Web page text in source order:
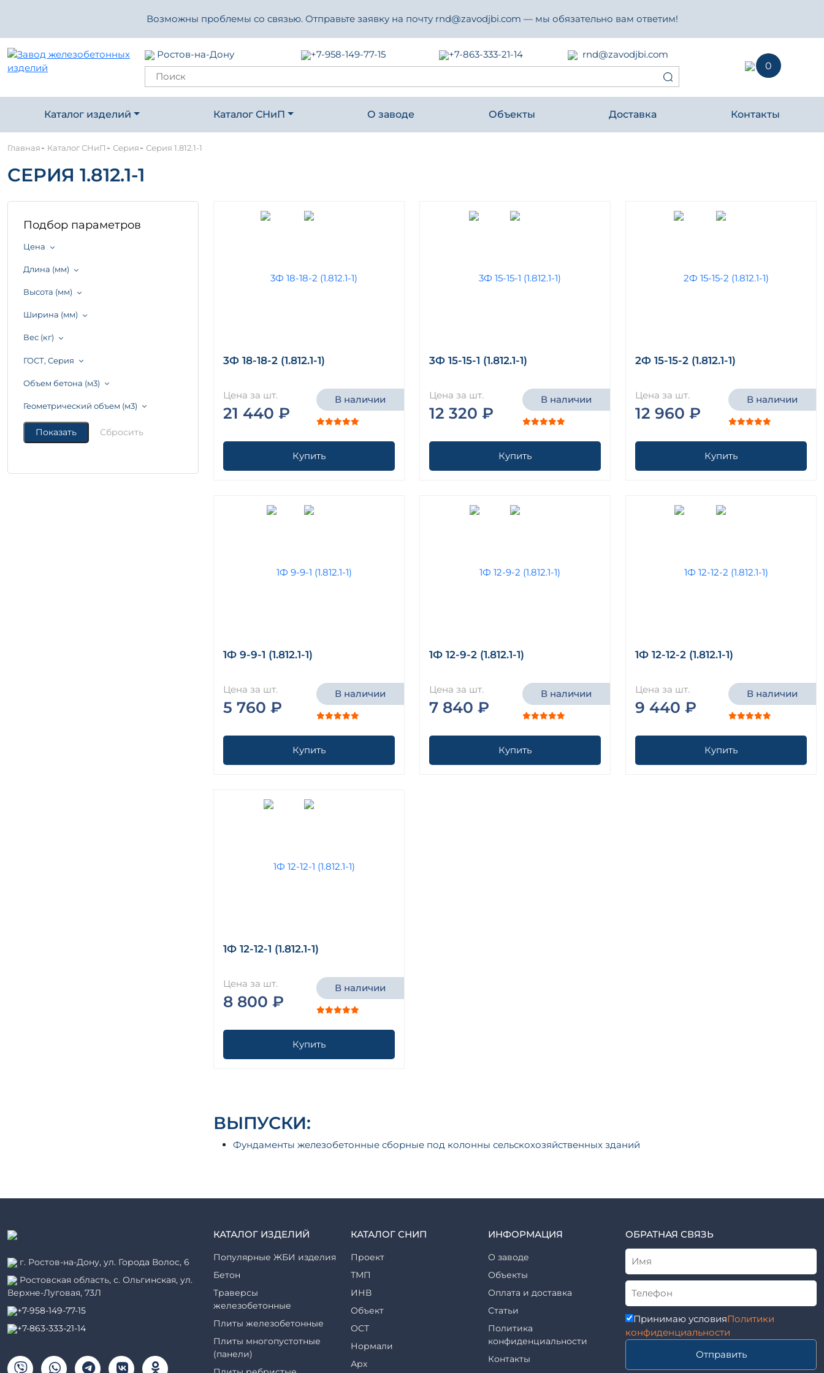
Возможны проблемы со связью. Отправьте заявку на почту rnd@zavodjbi.com — мы обязательно вам ответим!
Ростов-на-Дону +7-958-149-77-15 +7-863-333-21-14
rnd@zavodjbi.com
0
Каталог изделий Каталог СНиП О заводе Объекты Доставка Контакты
Главная- Каталог СНиП - Серия- Серия 1.812.1-1
СЕРИЯ 1.812.1-1
Подбор параметров
Цена
Длина (мм)
Высота (мм)
Ширина (мм)
Вес (кг)
ГОСТ, Серия
Объем бетона (м3)
Геометрический объем (м3)
3Ф 18-18-2 (1.812.1-1)
Цена за шт.
21 440 ₽
В наличии
Купить
3Ф 15-15-1 (1.812.1-1)
Цена за шт.
12 320 ₽
В наличии
Купить
2Ф 15-15-2 (1.812.1-1)
Цена за шт.
12 960 ₽
В наличии
Купить
1Ф 9-9-1 (1.812.1-1)
Цена за шт.
5 760 ₽
В наличии
Купить
1Ф 12-9-2 (1.812.1-1)
Цена за шт.
7 840 ₽
В наличии
Купить
1Ф 12-12-2 (1.812.1-1)
Цена за шт.
9 440 ₽
В наличии
Купить
1Ф 12-12-1 (1.812.1-1)
Цена за шт.
8 800 ₽
В наличии
Купить
ВЫПУСКИ:
Фундаменты железобетонные сборные под колонны сельскохозяйственных зданий
г. Ростов-на-Дону, ул. Города Волос, 6
Ростовская область, с. Ольгинская, ул.
Верхне-Луговая, 73Л
+7-958-149-77-15
+7-863-333-21-14
КАТАЛОГ ИЗДЕЛИЙ
Популярные ЖБИ изделия
Бетон
Траверсы
железобетонные
Плиты железобетонные
Плиты многопустотные
(панели)
КАТАЛОГ СНИП
Проект
ТМП
ИНВ
Объект
ОСТ
Нормали
Арх
ИНФОРМАЦИЯ
О заводе
Объекты
Оплата и доставка
Статьи
Политика
конфиденциальности
Контакты
ОБРАТНАЯ СВЯЗЬ
Принимаю условияПолитики
конфиденциальности
Отправить